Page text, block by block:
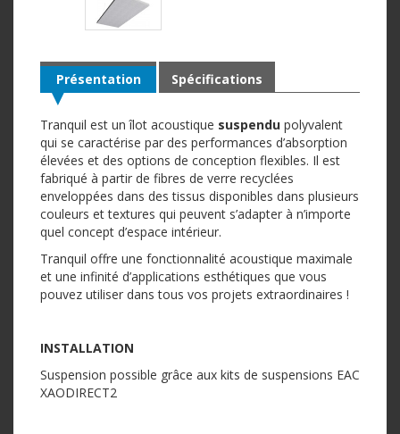
Présentation
Tranquil est un îlot acoustique suspendu polyvalent
qui se caractérise par des performances d’absorption
élevées et des options de conception flexibles. Il est
fabriqué à partir de fibres de verre recyclées
enveloppées dans des tissus disponibles dans plusieurs
couleurs et textures qui peuvent s’adapter à n’importe
quel concept d’espace intérieur.
Tranquil offre une fonctionnalité acoustique maximale
et une infinité d’applications esthétiques que vous
pouvez utiliser dans tous vos projets extraordinaires !
INSTALLATION
Suspension possible grâce aux kits de suspensions EAC
XAODIRECT2
Spécifications